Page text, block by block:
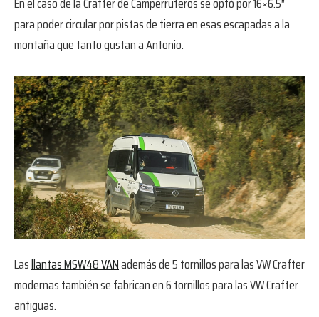
para poder circular por pistas de tierra en esas escapadas a la
montaña que tanto gustan a Antonio.
Lasllantas MSW48 VANademás de 5 tornillos para las VW Crafter
modernas también se fabrican en 6 tornillos para las VW Crafter
antiguas.